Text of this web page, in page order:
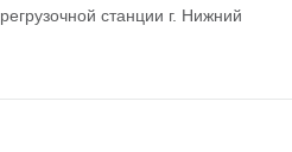
станции г. Нижний